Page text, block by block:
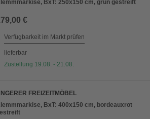
BxT: 250x150 cm, grün gestreift
€
Verfügbarkeit im Markt prüfen
lieferbar
Zustellung 19.08. - 21.08.
FREIZEITMÖBEL
BxT: 400x150 cm, bordeauxrot